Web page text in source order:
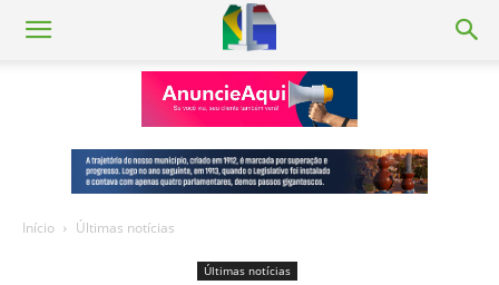
Início Últimas notícias
Últimas notícias